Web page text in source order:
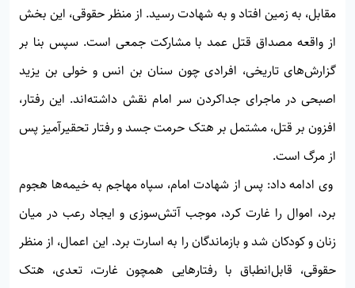
مقابل، به زمین افتاد و به شهادت رسید. از منظر حقوقی، این بخش
از واقعه مصداق قتل عمد با مشارکت جمعی است. سپس بنا بر
گزارش‌های تاریخی، افرادی چون سنان بن انس و خولی بن یزید
اصبحی در ماجرای جداکردن سر امام نقش داشته‌اند. این رفتار،
افزون بر قتل، مشتمل بر هتک حرمت جسد و رفتار تحقیرآمیز پس
از مرگ است.
وی ادامه داد: پس از شهادت امام، سپاه مهاجم به خیمه‌ها هجوم
برد، اموال را غارت کرد، موجب آتش‌سوزی و ایجاد رعب در میان
زنان و کودکان شد و بازماندگان را به اسارت برد. این اعمال، از منظر
حقوقی، قابل‌انطباق با رفتارهایی همچون غارت، تعدی، هتک